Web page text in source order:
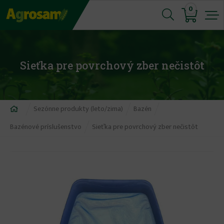
Jump
to
0
Sieťka pre povrchový zber nečistôt
Nachádzate
sa
Sezónne produkty (leto/zima)
Bazén
Bazénové príslušenstvo
Sieťka pre povrchový zber nečistôt